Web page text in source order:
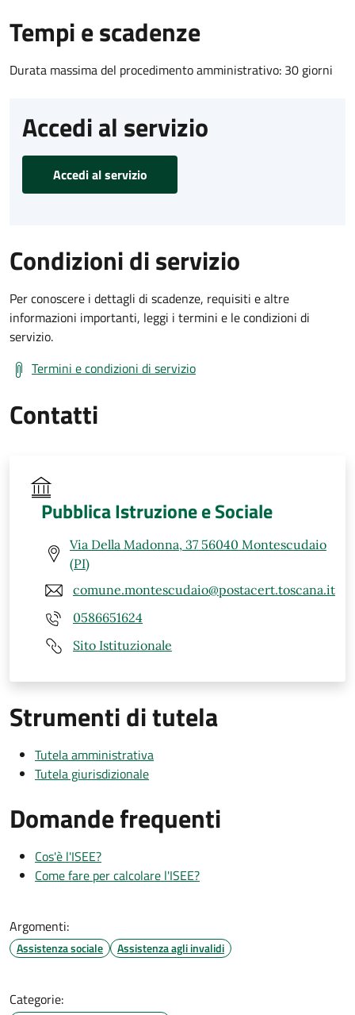
Tempi e scadenze
Durata massima del procedimento amministrativo: 30 giorni
Accedi al servizio
Accedi al servizio
Condizioni di servizio
Per conoscere i dettagli di scadenze, requisiti e altre
informazioni importanti, leggi i termini e le condizioni di
servizio.
Termini e condizioni di servizio
Contatti
Pubblica Istruzione e Sociale
Via Della Madonna, 37 56040 Montescudaio
(PI)
comune.montescudaio@postacert.toscana.it
0586651624
Sito Istituzionale
Strumenti di tutela
Tutela amministrativa
Tutela giurisdizionale
Domande frequenti
Cos'è l'ISEE?
Come fare per calcolare l'ISEE?
Argomenti:
Assistenza sociale Assistenza agli invalidi
Categorie: